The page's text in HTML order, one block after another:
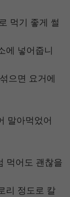
먹기 좋게 썰
에 넣어줍니
으면 요거에
말아먹었어
먹어도 괜찮을
리 정도로 칼